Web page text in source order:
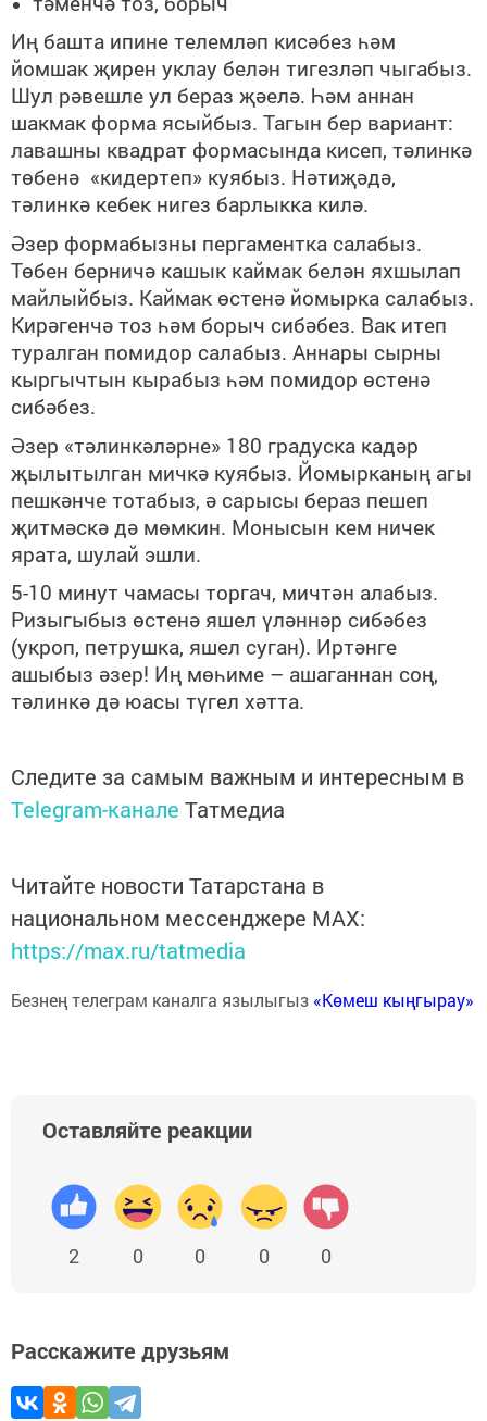
Иң башта ипине телемләп кисәбез һәм
йомшак җирен уклау белән тигезләп чыгабыз.
Шул рәвешле ул бераз җәелә. Һәм аннан
шакмак форма ясыйбыз. Тагын бер вариант:
лавашны квадрат формасында кисеп, тәлинкә
төбенә «кидертеп» куябыз. Нәтиҗәдә,
тәлинкә кебек нигез барлыкка килә.
Әзер формабызны пергаментка салабыз.
Төбен берничә кашык каймак белән яхшылап
майлыйбыз. Каймак өстенә йомырка салабыз.
Кирәгенчә тоз һәм борыч сибәбез. Вак итеп
туралган помидор салабыз. Аннары сырны
кыргычтын кырабыз һәм помидор өстенә
сибәбез.
Әзер «тәлинкәләрне» 180 градуска кадәр
җылытылган мичкә куябыз. Йомырканың агы
пешкәнче тотабыз, ә сарысы бераз пешеп
җитмәскә дә мөмкин. Монысын кем ничек
ярата, шулай эшли.
5-10 минут чамасы торгач, мичтән алабыз.
Ризыгыбыз өстенә яшел үләннәр сибәбез
(укроп, петрушка, яшел суган). Иртәнге
ашыбыз әзер! Иң мөһиме – ашаганнан соң,
тәлинкә дә юасы түгел хәтта.
Следите за самым важным и интересным в
Telegram-канале Татмедиа
Читайте новости Татарстана в
национальном мессенджере MАХ:
https://max.ru/tatmedia
Безнең телеграм каналга язылыгыз «Көмеш кыңгырау»
Оставляйте реакции
2 0 0 0 0
Расскажите друзьям